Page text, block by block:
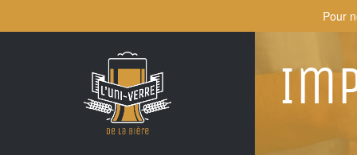
to
Pour